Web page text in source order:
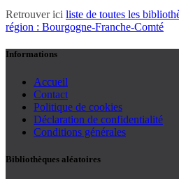
Retrouver ici liste de toutes les
région : Bourgogne-Franche-Comté
Informations
Accueil
Contact
Politique de cookies
Déclaration de confidentialité
Conditions générales
Bibliothèques aléatoires